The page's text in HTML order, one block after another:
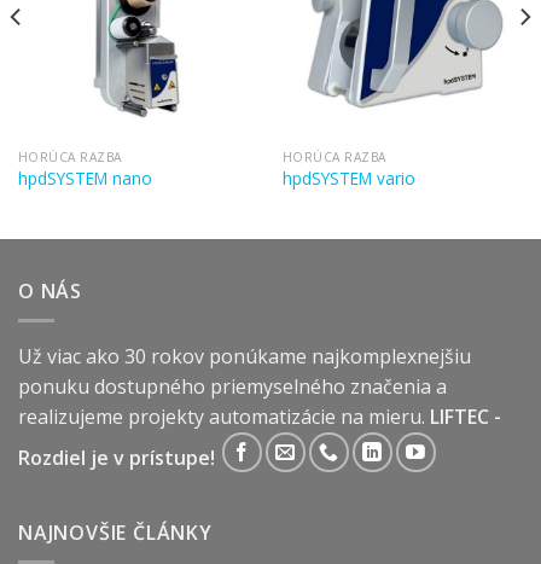
HORÚCA RAZBA
hpdSYSTEM nano
HORÚCA RAZBA
hpdSYSTEM vario
O NÁS
Už viac ako 30 rokov ponúkame najkomplexnejšiu
ponuku dostupného priemyselného značenia a
realizujeme projekty automatizácie na mieru. LIFTEC -
Rozdiel je v prístupe!
NAJNOVŠIE ČLÁNKY